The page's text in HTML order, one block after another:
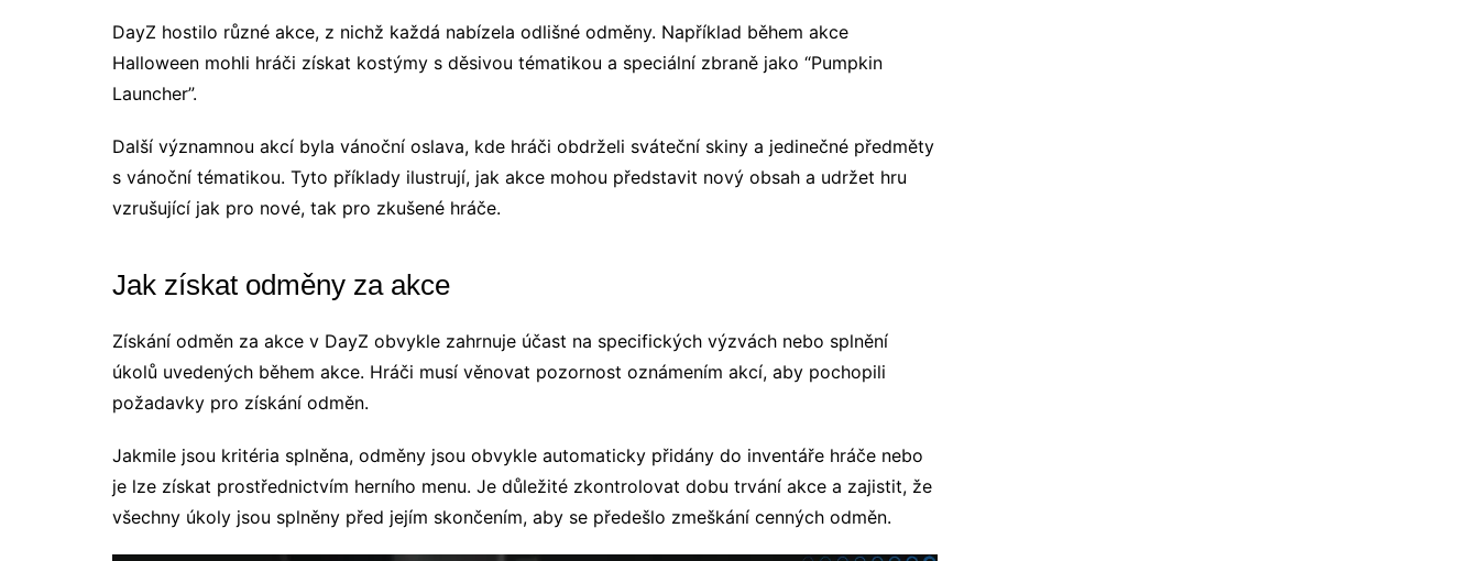
DayZ hostilo různé akce, z nichž každá nabízela odlišné odměny. Například během akce
Halloween mohli hráči získat kostýmy s děsivou tématikou a speciální zbraně jako “Pumpkin
Launcher”.
Další významnou akcí byla vánoční oslava, kde hráči obdrželi sváteční skiny a jedinečné předměty
s vánoční tématikou. Tyto příklady ilustrují, jak akce mohou představit nový obsah a udržet hru
vzrušující jak pro nové, tak pro zkušené hráče.
Jak získat odměny za akce
Získání odměn za akce v DayZ obvykle zahrnuje účast na specifických výzvách nebo splnění
úkolů uvedených během akce. Hráči musí věnovat pozornost oznámením akcí, aby pochopili
požadavky pro získání odměn.
Jakmile jsou kritéria splněna, odměny jsou obvykle automaticky přidány do inventáře hráče nebo
je lze získat prostřednictvím herního menu. Je důležité zkontrolovat dobu trvání akce a zajistit, že
všechny úkoly jsou splněny před jejím skončením, aby se předešlo zmeškání cenných odměn.